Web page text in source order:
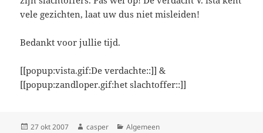
vele gezichten, laat uw dus niet misleiden!
Bedankt voor jullie tijd.
[[popup:vista.gif:De verdachte::]] &
[[popup:zandloper.gif:het slachtoffer::]]
Geplaatst
27 okt 2007 Auteur
casper Categorieën
Algemeen